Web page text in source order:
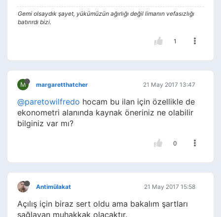
Gemi olsaydık şayet, yükümüzün ağırlığı değil limanın vefasızlığı
batırırdı bizi.
1
M margaretthatcher 21 May 2017 13:47
@paretowilfredo hocam bu ilan için özellikle de
ekonometri alanında kaynak öneriniz ne olabilir
bilginiz var mı?
0
Antimülakat 21 May 2017 15:58
Açılış için biraz sert oldu ama bakalım şartları
sağlayan muhakkak olacaktır.